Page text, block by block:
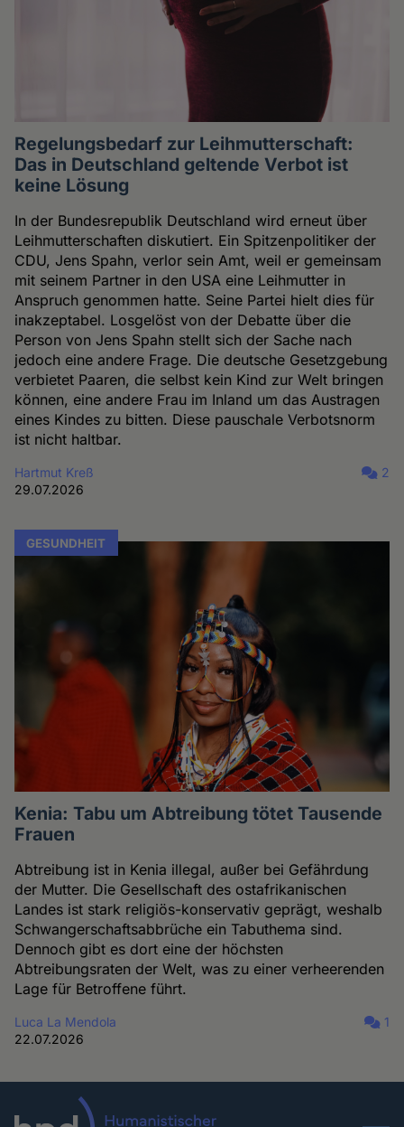
Regelungsbedarf zur Leihmutterschaft:
Das in Deutschland geltende Verbot ist
keine Lösung
In der Bundesrepublik Deutschland wird erneut über
Leihmutterschaften diskutiert. Ein Spitzenpolitiker der
CDU, Jens Spahn, verlor sein Amt, weil er gemeinsam
mit seinem Partner in den USA eine Leihmutter in
Anspruch genommen hatte. Seine Partei hielt dies für
inakzeptabel. Losgelöst von der Debatte über die
Person von Jens Spahn stellt sich der Sache nach
jedoch eine andere Frage. Die deutsche Gesetzgebung
verbietet Paaren, die selbst kein Kind zur Welt bringen
können, eine andere Frau im Inland um das Austragen
eines Kindes zu bitten. Diese pauschale Verbotsnorm
ist nicht haltbar.
Hartmut Kreß
29.07.2026
2
GESUNDHEIT
Kenia: Tabu um Abtreibung tötet Tausende
Frauen
Abtreibung ist in Kenia illegal, außer bei Gefährdung
der Mutter. Die Gesellschaft des ostafrikanischen
Landes ist stark religiös-konservativ geprägt, weshalb
Schwangerschaftsabbrüche ein Tabuthema sind.
Dennoch gibt es dort eine der höchsten
Abtreibungsraten der Welt, was zu einer verheerenden
Lage für Betroffene führt.
Luca La Mendola
22.07.2026
1